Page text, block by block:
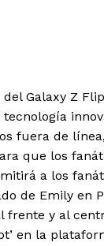
Galaxy Z
fuera de
que los
a los
de Emily en
frente y al
en la